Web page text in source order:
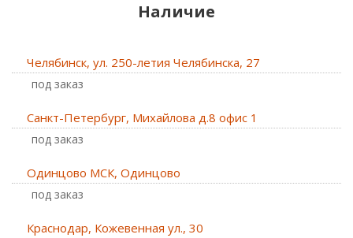
Наличие
Челябинск, ул. 250-летия Челябинска, 27
Под заказ
Санкт-Петербург, Михайлова д.8 офис 1
Под заказ
Одинцово МСК, Одинцово
Под заказ
Краснодар, Кожевенная ул., 30